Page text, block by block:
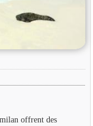
offrent des